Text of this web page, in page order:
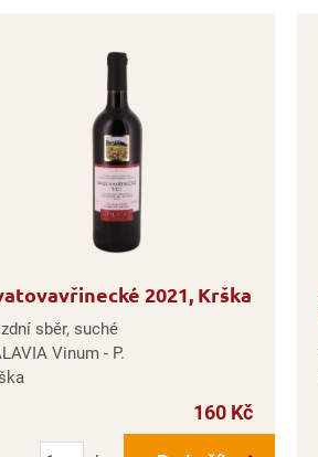
2021, Krška
sběr, suché
Vinum - P.
160 Kč
Počet